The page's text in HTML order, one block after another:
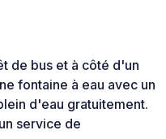
de bus et à côté d'un
fontaine à eau avec un
d'eau gratuitement.
service de